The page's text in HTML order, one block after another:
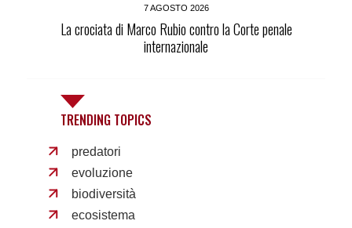
7 AGOSTO 2026
La crociata di Marco Rubio contro la Corte penale
internazionale
TRENDING TOPICS
predatori
evoluzione
biodiversità
ecosistema